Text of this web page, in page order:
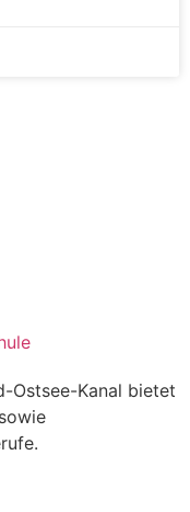
Ostsee-Kanal bietet